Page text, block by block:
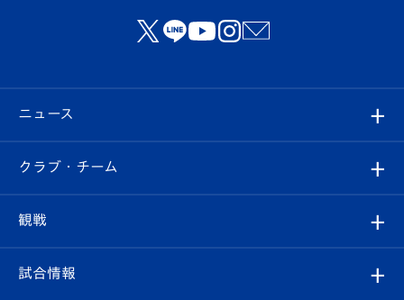
ニュース
すべて
クラブ
クラブ・チーム
観戦
観戦ルール
試合情報